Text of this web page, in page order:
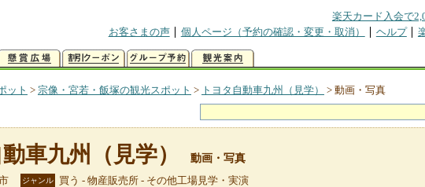
楽天カード入会で
お客さまの声
個人ページ（予約の確認・変更・取消） ヘルプ
ット > 宗像・宮若・飯塚の観光スポット > トヨタ自動車九州（見学） > 動画・写真
車九州（見学） 動画・写真
ジャンル 買う - 物産販売所 - その他工場見学・実演